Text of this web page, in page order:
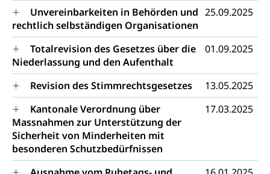
Unvereinbarkeiten in Behörden und
rechtlich selbständigen Organisationen
25.09.2025
Totalrevision des Gesetzes über die
Niederlassung und den Aufenthalt
01.09.2025
Revision des Stimmrechtsgesetzes
13.05.2025
Kantonale Verordnung über
Massnahmen zur Unterstützung der
Sicherheit von Minderheiten mit
besonderen Schutzbedürfnissen
17.03.2025
Wasserversorgung
Waffen
Waffenerwerbsschein, Waffenschein, Waffenbüro,
Waffentragen, Selbstverteidigung
Waffen, Sprengstoffe und Pyrotechnik
Zivildienst
Militärdienst
Bundesamt für Zivildienst ZIVI
Erwerbsausfallentschädigung (WAS Luzern)
Zivilschutz
Schutzdienstpflicht, Schutzraum,
Schutzraumbaupflicht
Zivilschutz